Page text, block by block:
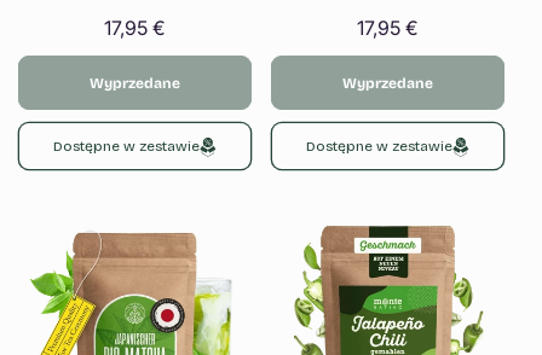
Cena
regularna
17,95 €
Wyprzedane
Dostępne w zestawie
Cena
regularna
17,95 €
Wyprzedane
Dostępne w zestawie